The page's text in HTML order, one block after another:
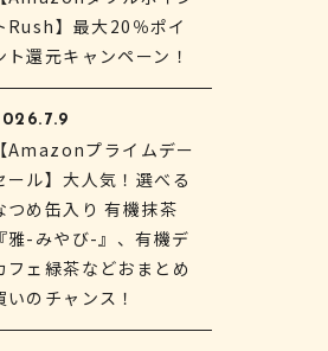
Rush】最大20％ポイ
ト還元キャンペーン！
Amazonプライムデー
ール】大人気！選べる
つめ缶入り 有機抹茶
雅-みやび-』、有機デ
フェ緑茶などおまとめ
いのチャンス！